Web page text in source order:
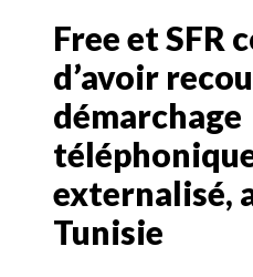
Free et SFR
d’avoir
démarchage
externalisé,
Tunisie